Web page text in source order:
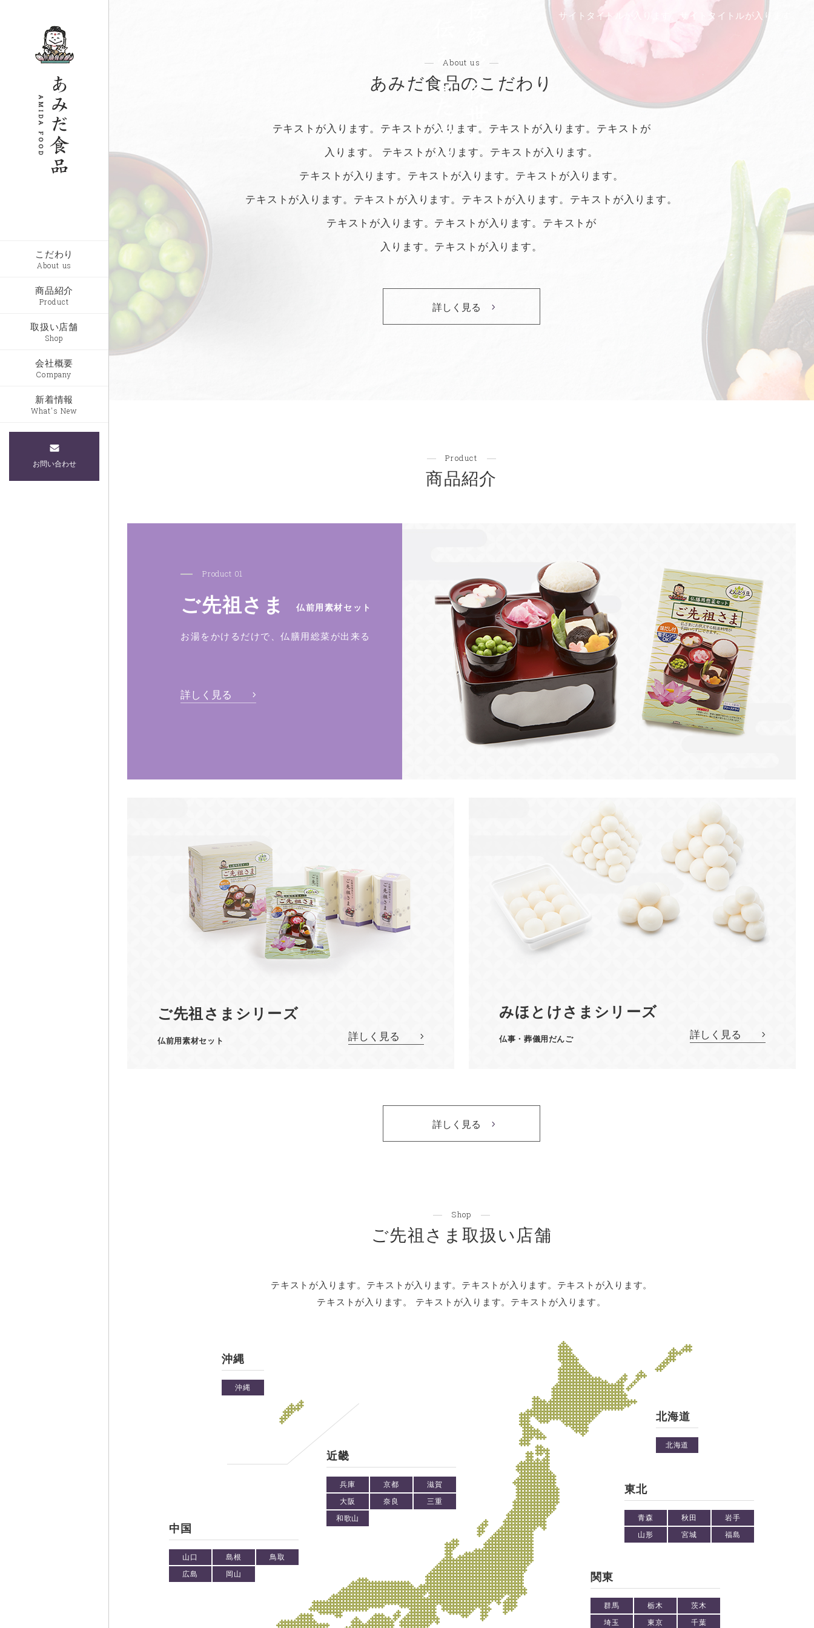
こだわり
About us
商品紹介
Product
取扱い店舗
Shop
会社概要
Company
新着情報
What's New
お問い合わせ
サイトタイトルが入ります。サイトタイトルが入ります。
About us
あみだ食品のこだわり
テキストが入ります。テキストが入ります。 テキストが入ります。 テキストが
入ります。 テキストが入ります。 テキストが入ります。
テキストが入ります。テキストが入ります。 テキストが入ります。
テキストが入ります。テキストが入ります。テキストが入ります。テキストが入ります。
テキストが入ります。テキストが入ります。テキストが
入ります。テキストが入ります。
詳しく見る
Product
商品紹介
Product 01
ご先祖さま 仏前用素材セット
お湯をかけるだけで、仏膳用総菜が出来る
詳しく見る
ご先祖さまシリーズ
仏前用素材セット 詳しく見る
みほとけさまシリーズ
仏事・葬儀用だんご 詳しく見る
詳しく見る
Shop
ご先祖さま取扱い店舗
テキストが入ります。テキストが入ります。 テキストが入ります。テキストが入ります。
テキストが入ります。 テキストが入ります。 テキストが入ります。
北海道
北海道
東北
青森 秋田
岩手
山形
宮城 福島
関東
群馬 栃木
茨木
埼玉
東京
千葉
近畿
兵庫 京都
滋賀
大阪
奈良
三重
和歌山
中国
山口 島根
鳥取
広島
岡山
沖縄
沖縄